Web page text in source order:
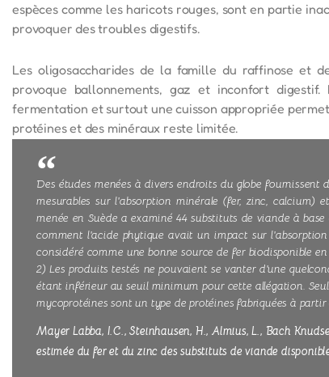
espèces comme les haricots rouges, sont en partie
provoquer des troubles digestifs.
Les oligosaccharides de la famille du raffinose et
provoque ballonnements, gaz et inconfort
fermentation et surtout une cuisson appropriée
protéines et des minéraux reste limitée.
Des études menées à divers endroits du globe
mesurables sur l'absorption minérale (fer, zinc, calcium)
menée en Suède a examiné 44 substituts de viande à
comment l'acide phytique avait un impact sur
considéré comme une bonne source de fer biodisponible
2) Les produits testés ne pouvaient se vanter d'une
étant inférieur au seuil minimum pour cette allégation.
mycoprotéines sont un type de protéines fabriquées à partir
Mayer Labba, I.C., Steinhausen, H., Almius, L., Bach
estimée du fer et du zinc des substituts de viande